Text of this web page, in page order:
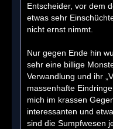
Entscheider, vor dem
etwas sehr
nicht ernst nimmt.
Nur gegen Ende hin
sehr eine billige
Verwandlung und ihr
massenhafte
mich im krassen
interessanten und
sind die Sumpfwesen